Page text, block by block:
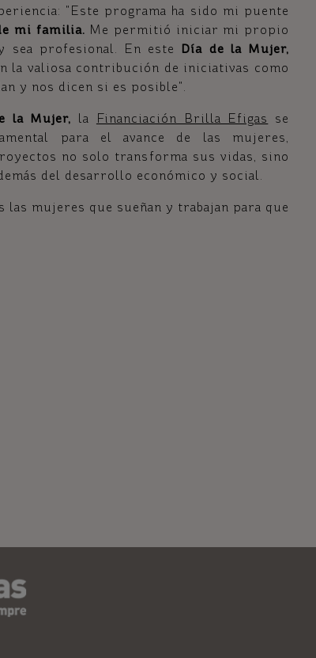
"Este programa ha sido mi puente
mi familia. Me permitió iniciar mi propio
profesional. En este Día de la Mujer,
la valiosa contribución de iniciativas como
y nos dicen si es posible".
la Mujer, la Financiación Brilla Efigas
se
para el avance de las mujeres,
no solo transforma sus vidas, sino
del desarrollo económico y social.
las mujeres que sueñan y trabajan para que